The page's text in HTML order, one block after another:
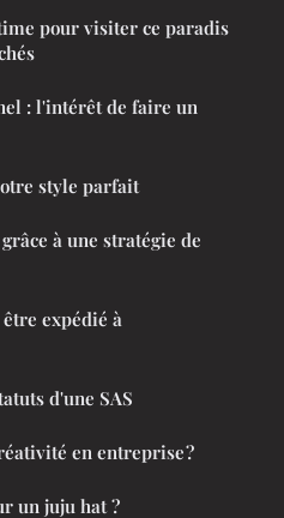
pour visiter ce paradis
: l'intérêt de faire un
style parfait
à une stratégie de
expédié à
d'une SAS
en entreprise ?
un juju hat ?